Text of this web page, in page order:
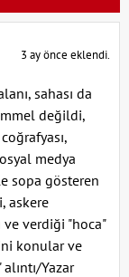
3 ay önce eklendi.
sahası da
değildi,
medya
sopa gösteren
askere
verdiği "hoca"
konular ve
Yazar